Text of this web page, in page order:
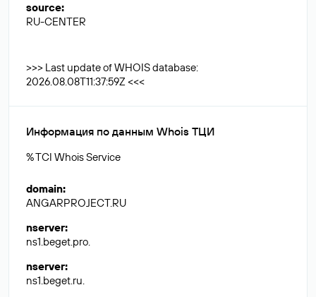
source:
RU-CENTER
>>> Last update of WHOIS database:
2026.08.08T11:37:59Z <<<
Информация по данным Whois ТЦИ
% TCI Whois Service
domain:
ANGARPROJECT.RU
nserver:
ns1.beget.pro.
nserver:
ns1.beget.ru.